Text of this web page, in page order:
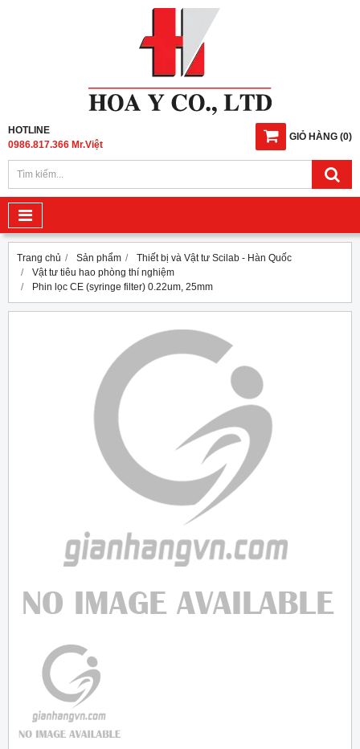
GIỎ HÀNG (0)
HOTLINE
0986.817.366 Mr.Việt
Trang chủ Sản phẩm
Thiết bị và Vật tư Scilab - Hàn Quốc
Vật tư tiêu hao phòng thí nghiệm
Phin lọc CE (syringe filter) 0.22um, 25mm